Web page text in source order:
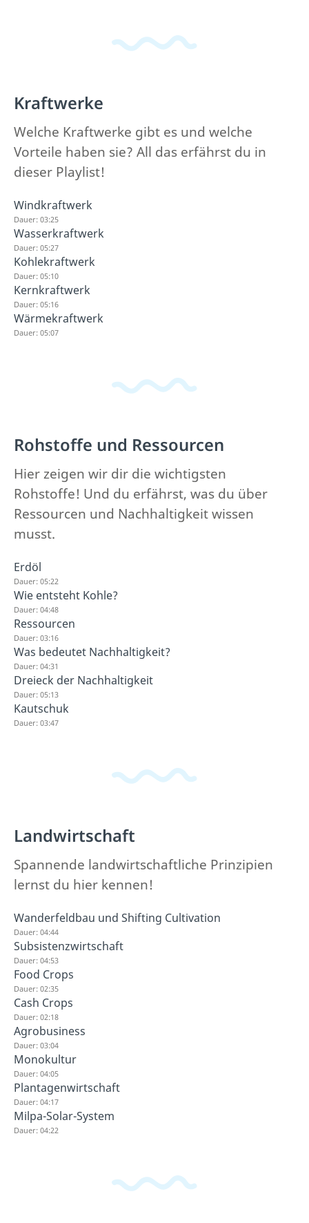
Kraftwerke
Welche Kraftwerke gibt es und welche
Vorteile haben sie? All das erfährst du in
dieser Playlist!
Windkraftwerk
Dauer: 03:25
Wasserkraftwerk
Dauer: 05:27
Kohlekraftwerk
Dauer: 05:10
Kernkraftwerk
Dauer: 05:16
Wärmekraftwerk
Dauer: 05:07
Rohstoffe und Ressourcen
Hier zeigen wir dir die wichtigsten
Rohstoffe! Und du erfährst, was du über
Ressourcen und Nachhaltigkeit wissen
musst.
Erdöl
Dauer: 05:22
Wie entsteht Kohle?
Dauer: 04:48
Ressourcen
Dauer: 03:16
Was bedeutet Nachhaltigkeit?
Dauer: 04:31
Dreieck der Nachhaltigkeit
Dauer: 05:13
Kautschuk
Dauer: 03:47
Landwirtschaft
Spannende landwirtschaftliche Prinzipien
lernst du hier kennen!
Wanderfeldbau und Shifting Cultivation
Dauer: 04:44
Subsistenzwirtschaft
Dauer: 04:53
Food Crops
Dauer: 02:35
Cash Crops
Dauer: 02:18
Agrobusiness
Dauer: 03:04
Monokultur
Dauer: 04:05
Plantagenwirtschaft
Dauer: 04:17
Milpa-Solar-System
Dauer: 04:22